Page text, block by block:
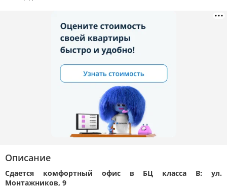
Описание
Сдается комфортный офис в БЦ класса B: ул.
Монтажников, 9